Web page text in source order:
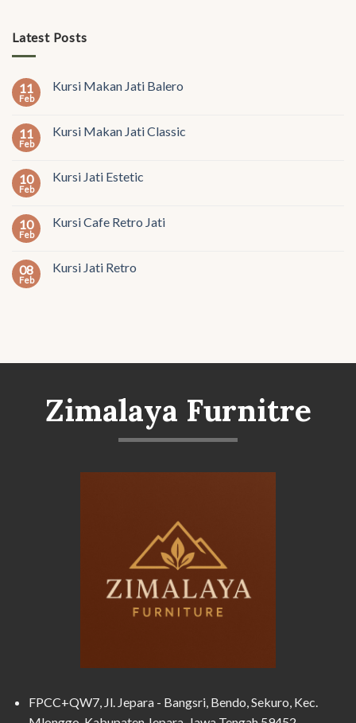
Latest Posts
11
Feb
Kursi Makan Jati Balero
11
Feb
Kursi Makan Jati Classic
10
Feb
Kursi Jati Estetic
10
Feb
Kursi Cafe Retro Jati
08
Feb
Kursi Jati Retro
Zimalaya Furnitre
FPCC+QW7, Jl. Jepara - Bangsri, Bendo, Sekuro, Kec.